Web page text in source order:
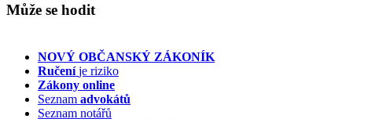
Může se hodit
NOVÝ OBČANSKÝ ZÁKONÍK
Ručeníje riziko
Zákony online
Seznam advokátů
Seznam notářů